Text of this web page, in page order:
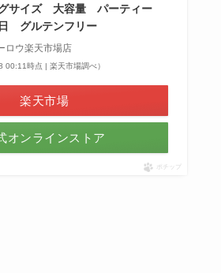
サイズ 大容量 パーティー
グルテンフリー
ロウ楽天市場店
00:11時点 | 楽天市場調べ）
楽天市場
オンラインストア
ポチップ